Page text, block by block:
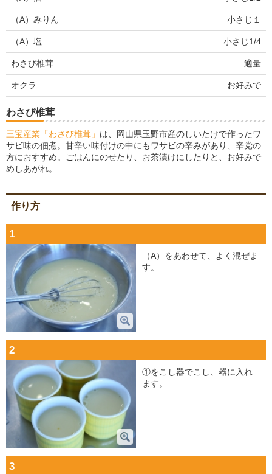
（A）みりん 小さじ１
（A）塩 小さじ1/4
わさび椎茸 適量
オクラ お好みで
わさび椎茸
三宝産業「わさび椎茸」 は、岡山県玉野市産のしいたけで作ったワ
サビ味の佃煮。甘辛い味付けの中にもワサビの辛みがあり、辛党の
方におすすめ。ごはんにのせたり、お茶漬けにしたりと、お好みで
めしあがれ。
作り方
1
（A）をあわせて、よく混ぜま
す。
2
①をこし器でこし、器に入れ
ます。
3